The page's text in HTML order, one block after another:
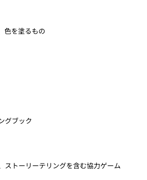
色を塗るもの
グブック
トーリーテリングを含む協力ゲーム